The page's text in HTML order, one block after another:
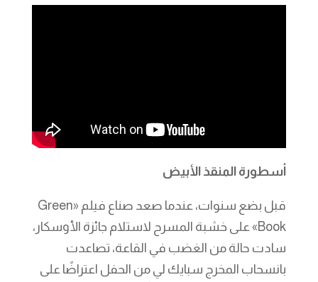
أسطورة المنقذ الأبيض
قبل بضع سنوات، عندما صعد صناع فيلم «Green
Book» على خشبة المسرح لاستلام جائزة الأوسكار،
سادت حالة من الغضب في القاعة، تصاعدت
بانسحاب المخرج سبايك لي من الحفل اعتراضًا على